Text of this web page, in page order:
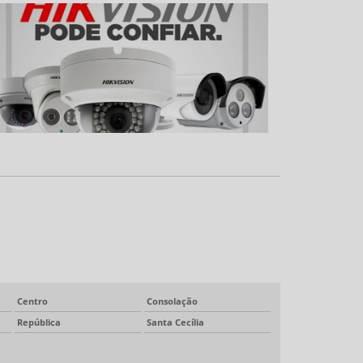
Centro
Consolação
República
Santa Cecília